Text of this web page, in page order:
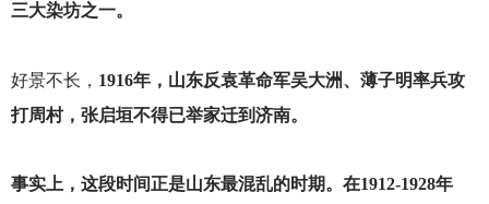
三大染坊之一。
好景不长， 1916年，山东反袁革命军吴大洲、薄子明率兵攻
打周村，张启垣不得已举家迁到济南。
事实上，这段时间正是山东最混乱的时期。在1912-1928年